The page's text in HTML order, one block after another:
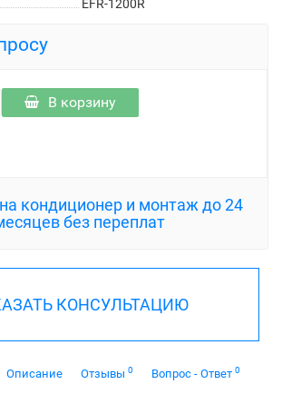
EFR-1200R
В корзину
кондиционер и монтаж до 24
без переплат
КОНСУЛЬТАЦИЮ
Описание Отзывы 0 Вопрос - Ответ 0